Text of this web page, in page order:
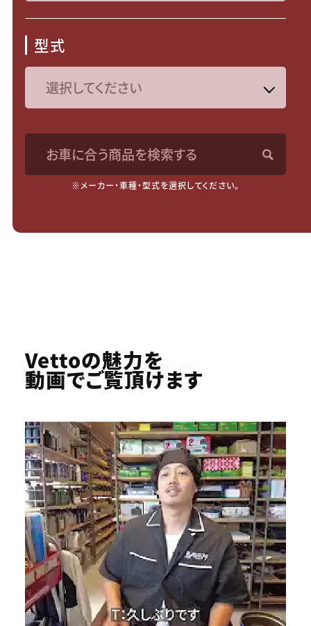
型式
お車に合う商品を検索する
※メーカー・車種・型式を選択してください。
Youtube
Vettoの魅力を
動画でご覧頂けます